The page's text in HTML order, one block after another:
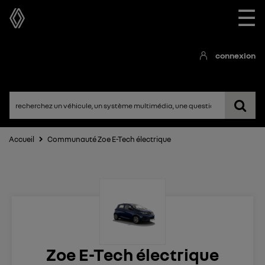
☰
connexion
Accueil Communauté Zoe E-Tech électrique
Zoe E-Tech électrique